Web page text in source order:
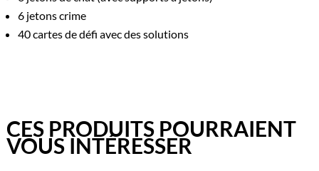
6 jetons crime
40 cartes de défi avec des solutions
CES PRODUITS POURRAIENT
VOUS INTÉRESSER